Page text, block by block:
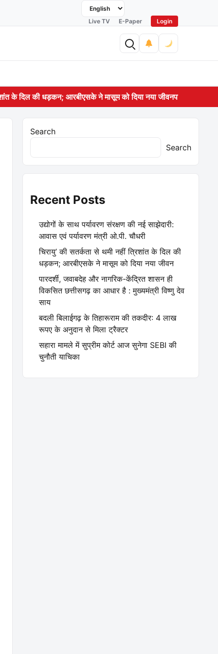
Facebook
X (Twitter)
Instagram
YouTube
Live TV E-Paper Login
के दिल की धड़कन; आरबीएसके ने मासूम को दिया नया जीवनपारदर्शी,
Search
Search
Recent Posts
उद्योगों के साथ पर्यावरण संरक्षण की नई साझेदारी:
आवास एवं पर्यावरण मंत्री ओ.पी. चौधरी
चिरायु’ की सतर्कता से थमी नहीं त्रिशांत के दिल की
धड़कन; आरबीएसके ने मासूम को दिया नया जीवन
पारदर्शी, जवाबदेह और नागरिक-केंद्रित शासन ही
विकसित छत्तीसगढ़ का आधार है : मुख्यमंत्री विष्णु देव
साय
बदली बिलाईगढ़ के तिहारूराम की तकदीर: 4 लाख
रूपए के अनुदान से मिला ट्रैक्टर
सहारा मामले में सुप्रीम कोर्ट आज सुनेगा SEBI की
चुनौती याचिका